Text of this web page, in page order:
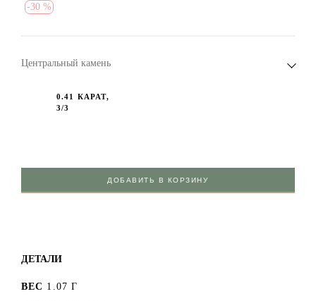
-30 %
Центральный камень
0.41 КАРАТ,
3/3
ДОБАВИТЬ В КОРЗИНУ
ДЕТАЛИ
ВЕС 1.07 Г